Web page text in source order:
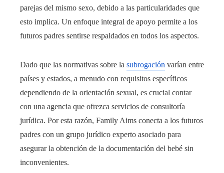
parejas del mismo sexo, debido a las particularidades que
esto implica. Un enfoque integral de apoyo permite a los
futuros padres sentirse respaldados en todos los aspectos.
Dado que las normativas sobre la subrogación varían entre
países y estados, a menudo con requisitos específicos
dependiendo de la orientación sexual, es crucial contar
con una agencia que ofrezca servicios de consultoría
jurídica. Por esta razón, Family Aims conecta a los futuros
padres con un grupo jurídico experto asociado para
asegurar la obtención de la documentación del bebé sin
inconvenientes.